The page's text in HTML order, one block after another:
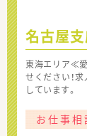
名古屋
東海エリア≪
せください！
しています。
お仕事相